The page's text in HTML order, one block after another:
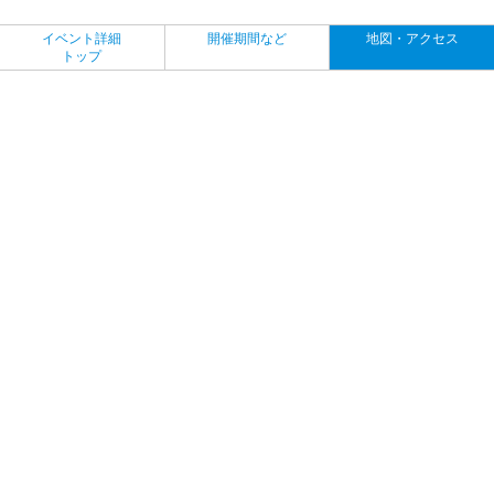
イベント詳細
トップ
開催期間など 地図・アクセス